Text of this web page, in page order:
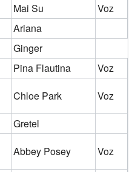
Mai Su
Voz
Ariana
Ginger
Pina Flautina
Voz
Chloe Park Voz
Gretel
Abbey Posey
Voz